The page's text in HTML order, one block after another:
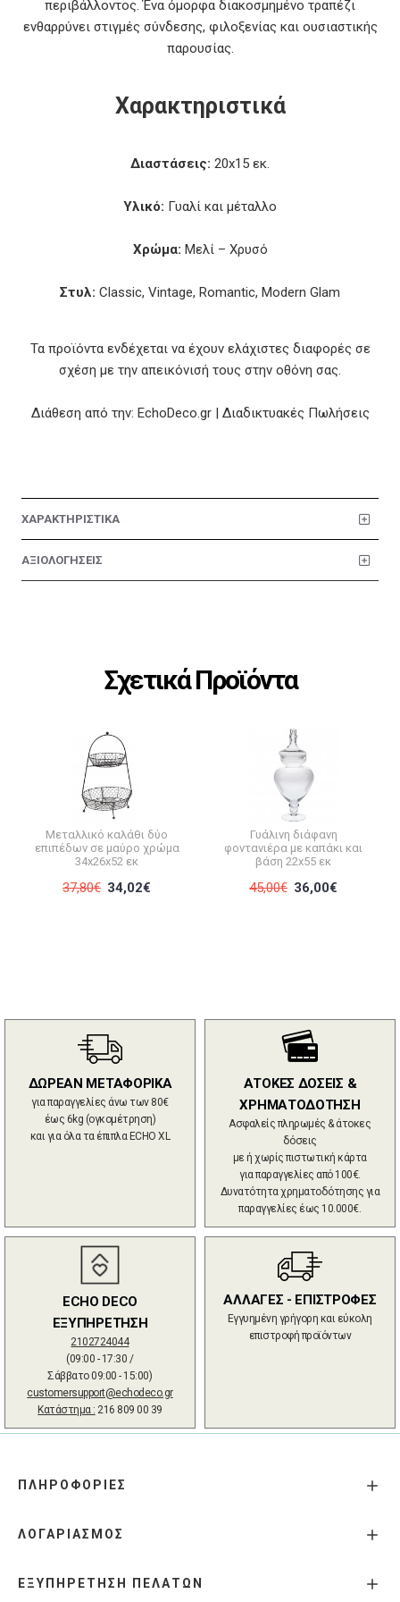
περιβάλλοντος. Ένα όμορφα διακοσμημένο τραπέζι
ενθαρρύνει στιγμές σύνδεσης, φιλοξενίας και ουσιαστικής
παρουσίας.
Χαρακτηριστικά
Διαστάσεις: 20x15 εκ.
Υλικό: Γυαλί και μέταλλο
Χρώμα: Μελί – Χρυσό
Στυλ: Classic, Vintage, Romantic, Modern Glam
Τα προϊόντα ενδέχεται να έχουν ελάχιστες διαφορές σε
σχέση με την απεικόνισή τους στην οθόνη σας.
Διάθεση από την: EchoDeco.gr | Διαδικτυακές Πωλήσεις
ΧΑΡΑΚΤΗΡΙΣΤΙΚΑ
ΑΞΙΟΛΟΓΗΣΕΙΣ
Σχετικά Προϊόντα
Μεταλλικό καλάθι δύο
επιπέδων σε μαύρο χρώμα
34x26x52 εκ
37,80€ 34,02€
Γυάλινη διάφανη
φοντανιέρα με καπάκι και
βάση 22x55 εκ
45,00€ 36,00€
ΔΩΡΕΑΝ ΜΕΤΑΦΟΡΙΚΑ
για παραγγελίες άνω των 80€
έως 6kg (ογκομέτρηση)
και για όλα τα έπιπλα ECHO XL
ΑΤΟΚΕΣ ΔΟΣΕΙΣ &
ΧΡΗΜΑΤΟΔΟΤΗΣΗ
Ασφαλείς πληρωμές & άτοκες
δόσεις
με ή χωρίς πιστωτική κάρτα
για παραγγελίες από 100€.
Δυνατότητα χρηματοδότησης για
παραγγελίες έως 10.000€.
ECHO DECO
ΕΞΥΠΗΡΕΤΗΣΗ
2102724044
(09:00 - 17:30 /
Σάββατο 09:00 - 15:00)
customersupport@echodeco.gr
Κατάστημα : 216 809 00 39
ΑΛΛΑΓΕΣ - ΕΠΙΣΤΡΟΦΕΣ
Εγγυημένη γρήγορη και εύκολη
επιστροφή προϊόντων
ΠΛΗΡΟΦΟΡΙΕΣ
ΛΟΓΑΡΙΑΣΜΟΣ
ΕΞΥΠΗΡΕΤΗΣΗ ΠΕΛΑΤΩΝ